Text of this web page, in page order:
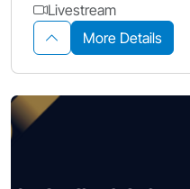
Livestream
More Details